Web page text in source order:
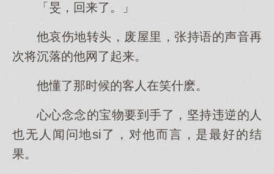
「旻，回来了。」
他哀伤地转头，废屋里，张持语的声音再
次将沉落的他网了起来。
他懂了那时候的客人在笑什麽。
心心念念的宝物要到手了，坚持违逆的人
也无人闻问地si了，对他而言，是最好的结
果。